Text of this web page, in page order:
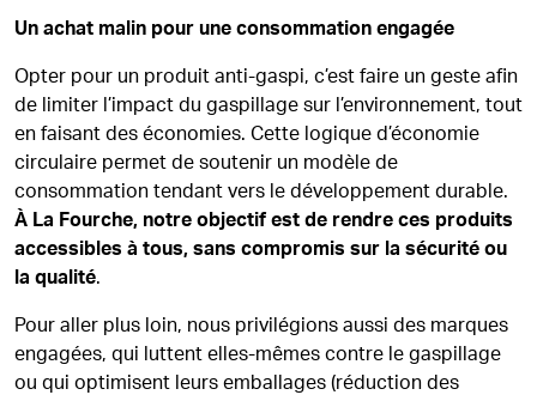
Un achat malin pour une consommation engagée
Opter pour un produit anti-gaspi, c’est faire un geste afin
de limiter l’impact du gaspillage sur l’environnement, tout
en faisant des économies. Cette logique d’économie
circulaire permet de soutenir un modèle de
consommation tendant vers le développement durable.
À La Fourche, notre objectif est de rendre ces produits
accessibles à tous, sans compromis sur la sécurité ou
la qualité.
Pour aller plus loin, nous privilégions aussi des marques
engagées, qui luttent elles-mêmes contre le gaspillage
ou qui optimisent leurs emballages (réduction des